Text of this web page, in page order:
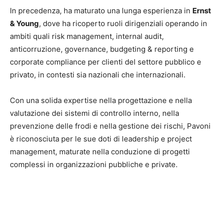
In precedenza, ha maturato una lunga esperienza in Ernst
& Young, dove ha ricoperto ruoli dirigenziali operando in
ambiti quali risk management, internal audit,
anticorruzione, governance, budgeting & reporting e
corporate compliance per clienti del settore pubblico e
privato, in contesti sia nazionali che internazionali.
Con una solida expertise nella progettazione e nella
valutazione dei sistemi di controllo interno, nella
prevenzione delle frodi e nella gestione dei rischi, Pavoni
è riconosciuta per le sue doti di leadership e project
management, maturate nella conduzione di progetti
complessi in organizzazioni pubbliche e private.